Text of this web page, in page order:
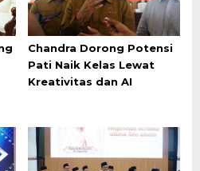
Chandra Dorong Potensi
Pati Naik Kelas Lewat
Kreativitas dan AI